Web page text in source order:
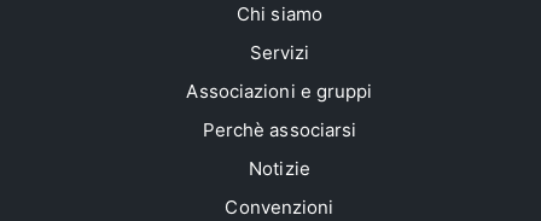
Chi siamo
Servizi
Associazioni e gruppi
Perchè associarsi
Notizie
Convenzioni